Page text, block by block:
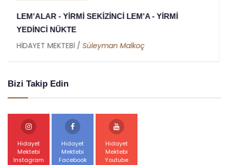
MEKTUBAT - YİRMİ DOKUZUNCU MEKTUP -
RAMAZAN RİSALESİ - ALTINCI NÜKTE
HİDAYET MEKTEBİ /Abdullah Akbaş
Bizi Takip Edin
Hidayet
Mektebi
Instagram
Hidayet
Mektebi
Facebook
Hidayet
Mektebi
Youtube